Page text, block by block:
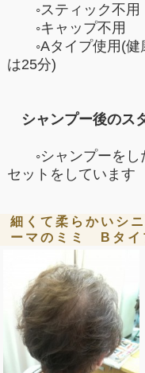
◦スティック不用
◦キャップ不用
◦Aタイプ使用(健
は25分)
シャンプー後のス
◦シャンプーをし
セットをしています
細くて柔らかいシ
ーマのミミ Bタイ